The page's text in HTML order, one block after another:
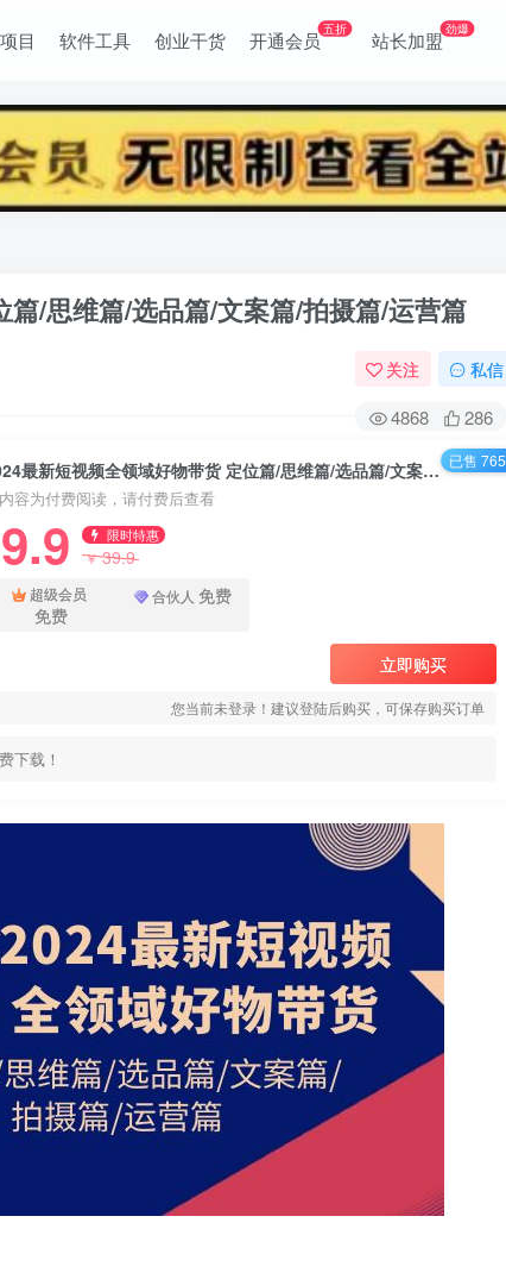
目 软件工具 创业干货 开通会员五折 站长加盟劲爆
/思维篇/选品篇/文案篇/拍摄篇/运营篇
关注 私信
4868 286
2024最新短视频全领域好物带货 定位篇/思维篇/选品篇/文案篇/拍摄篇/运营篇
容为付费阅读，请付费后查看
9.9 限时特惠
￥39.9
超级会员
免费
合伙人 免费
立即购买
您当前未登录！建议登陆后购买，可保存购买订单
下载！
已售 765